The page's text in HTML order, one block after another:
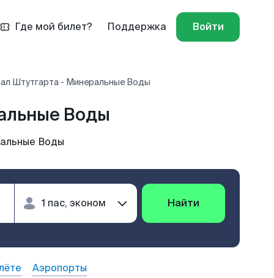
Где мой билет? Поддержка Войти
Штутгарта - Минеральные Воды
Воды
Воды
Найти
Аэропорты